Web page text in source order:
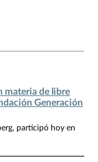
materia de libre
Generación
participó hoy en